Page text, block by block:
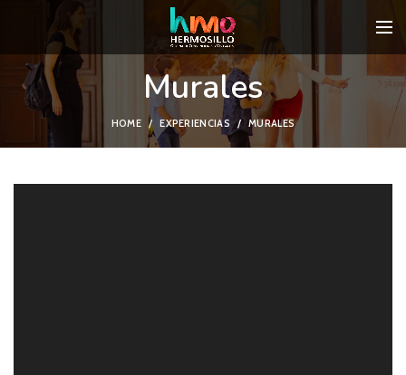
Murales
HOME EXPERIENCIAS MURALES